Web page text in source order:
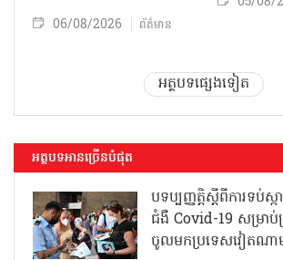
06/08/2026 ព័ត៌មាន
អត្ថបទផ្សេងទៀត
អត្ថបទអានច្រើនបំផុត
បទប្បញ្ញត្តិស្តីពីការទប់ស្ក
ជំងឺ Covid-19 សម្រាប់
ចូលមកប្រទេសវៀតណា